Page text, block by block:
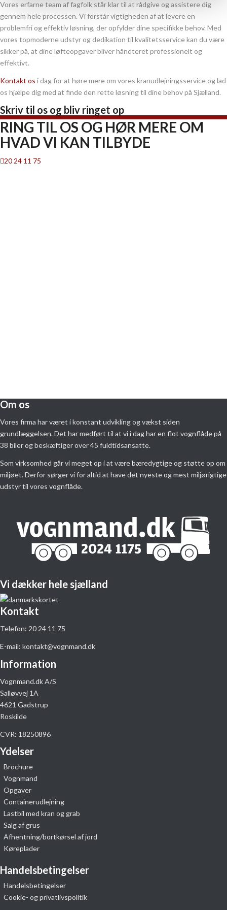
Vores erfarne team af fagfolk står klar til at rådgive og assistere dig
gennem hele processen. Vi forstår vigtigheden af at levere en
problemfri og effektiv løsning, der opfylder dine specifikke behov. Med
vores topmoderne udstyr og dedikation til kvalitetsservice kan du være
sikker på, at dine løfteopgaver bliver håndteret professionelt og
effektivt.
Kontakt os i dag for at høre mere om vores kranudlejningsservice og lad
os hjælpe dig med at finde den rette løsning til dine behov på Sjælland.
Skriv til os og bliv ringet op
RING TIL OS OG HØR MERE OM
HVAD VI KAN TILBYDE
20 24 11 75
Om os
Vores firma har været i konstant udvikling og vækst siden
grundlæggelsen. Det har medført til at vi i dag har en flot vognflåde på
38 biler og beskæftiger over 45 fuldtidsansatte.
Som virksomhed går vi meget op i at være bæredygtige og støtte op om
miljøet. Derfor sørger vi for altid at have det nyeste og mest miljørigtige
udstyr til vores vognflåde.
Vi dækker hele sjælland
Kontakt
Telefon: 20 24 1​1 75
E-mail: kontakt@vognmand.dk
Information
Vognmand.dk A/S
Salløvvej 1A
4621 Gadstrup
Roskilde
CVR: 18250896
Ydelser
Brochure
Vognmand
Opgaver
Containerudlejning
Lastbil med kran og grab
Salg af grus
Afhentning/bortkørsel af jord
Køreplader
Handelsbetingelser
Handelsbetingelser
Cookie- og privatlivspolitik